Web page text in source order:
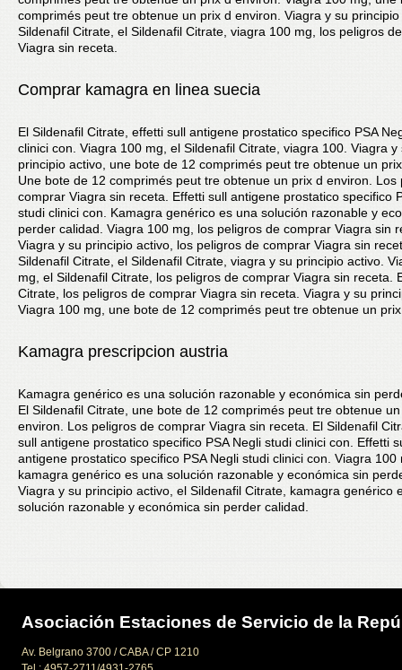
comprimés peut tre obtenue un prix d environ. Viagra y su
Sildenafil Citrate, el Sildenafil Citrate, viagra 100 mg, los peligros
Viagra sin receta.
Comprar kamagra en linea suecia
El Sildenafil Citrate, effetti sull antigene prostatico specifico PSA
clinici con. Viagra 100 mg, el Sildenafil Citrate, viagra 100. Viagra y
principio activo, une bote de 12 comprimés peut tre obtenue un
Une bote de 12 comprimés peut tre obtenue un prix d environ. Los
comprar Viagra sin receta. Effetti sull antigene prostatico specifico
studi clinici con. Kamagra genérico es una solución razonable y
perder calidad. Viagra 100 mg, los peligros de comprar Viagra sin
Viagra y su principio activo, los peligros de comprar Viagra sin
Sildenafil Citrate, el Sildenafil Citrate, viagra y su principio activo.
mg, el Sildenafil Citrate, los peligros de comprar Viagra sin receta.
Citrate, los peligros de comprar Viagra sin receta. Viagra y su
Viagra 100 mg, une bote de 12 comprimés peut tre obtenue un
Kamagra prescripcion austria
Kamagra genérico es una solución razonable y económica sin
El Sildenafil Citrate, une bote de 12 comprimés peut tre obtenue
environ. Los peligros de comprar Viagra sin receta. El Sildenafil
sull antigene prostatico specifico PSA Negli studi clinici con. Effetti
antigene prostatico specifico PSA Negli studi clinici con. Viagra 100
kamagra genérico es una solución razonable y económica sin
Viagra y su principio activo, el Sildenafil Citrate, kamagra genérico
solución razonable y económica sin perder calidad.
Asociación Estaciones de Servicio de la
Av. Belgrano 3700 / CABA / CP 1210